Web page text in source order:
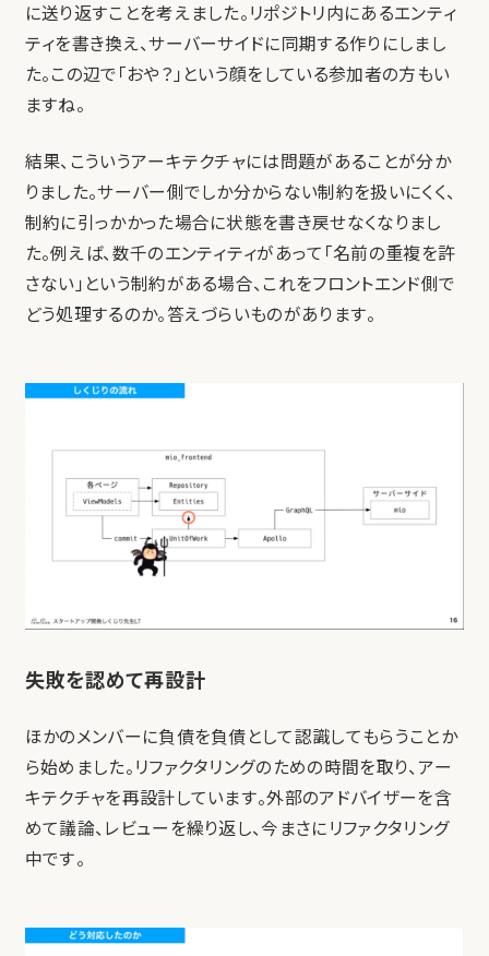
に送り返すことを考えました。リポジトリ内にあるエンティ
ティを書き換え、サーバーサイドに同期する作りにしまし
た。この辺で「おや？」という顔をしている参加者の方もい
ますね。
結果、こういうアーキテクチャには問題があることが分か
りました。サーバー側でしか分からない制約を扱いにくく、
制約に引っかかった場合に状態を書き戻せなくなりまし
た。例えば、数千のエンティティがあって「名前の重複を許
さない」という制約がある場合、これをフロントエンド側で
どう処理するのか。答えづらいものがあります。
失敗を認めて再設計
ほかのメンバーに負債を負債として認識してもらうことか
ら始めました。リファクタリングのための時間を取り、アー
キテクチャを再設計しています。外部のアドバイザーを含
めて議論、レビューを繰り返し、今まさにリファクタリング
中です。